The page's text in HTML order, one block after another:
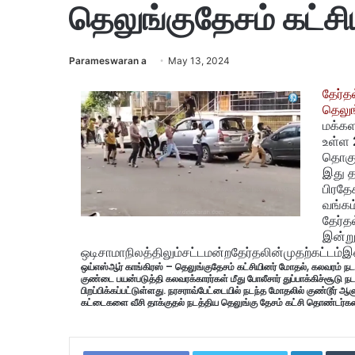
தெலுங்குதேசம்
Parameswaran a May 13, 2024
உள்ள
இது
இன்று
ஒய்எஸ்ஆர் காங்கிரஸ் – தெலுங்குதேசம் கட்சியினர் மோதல், கலவரம்
குண்டை பயன்படுத்தி கலவரக்காரர்கள் மீது போலீசார் துப்பாக்கிச்சூடு
பிறப்பிக்கப்பட்டுள்ளது. நரசராவ்பேட்டையில் நடந்த மோதலில் குண்டூர்
கட்டைகளை வீசி தாக்குதல் நடத்திய தெலுங்கு தேசம் கட்சி
LinkedIn